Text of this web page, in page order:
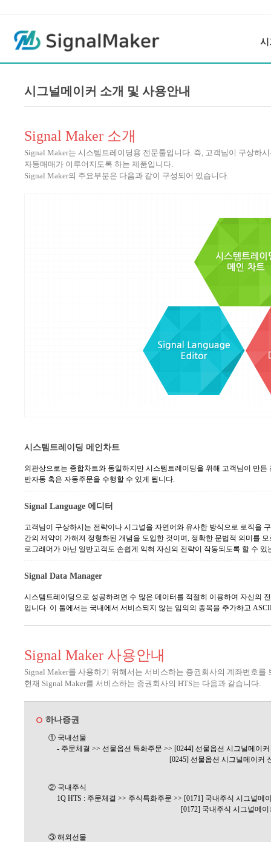
시
시그널메이커 소개 및 사용안내
Signal Maker 소개
Signal Maker는 시스템트레이딩용 전문툴입니다. 즉, 고객님이 구상하
자동매매가 이루어지도록 하는 제품입니다.
Signal Maker의 주요부분은 다음과 같이 구성되어 있습니다.
시스템트레이딩 메인차트
외관상으로는 종합차트와 동일하지만 시스템트레이딩을 위해 고객님이 만
반자동 혹은 자동주문을 수행할 수 있게 됩니다.
Signal Language 에디터
고객님이 구상하시는 전략이나 시그널을 자연어와 유사한 방식으로 로직을
간의 제약이 가해져 정형화된 개념을 도입한 것이며, 정확한 문법적 의미를
로그래머가 아닌 일반고객도 손쉽게 익혀 자신의 전략이 작동되도록 할 수 있
Signal Data Manager
시스템트레이딩으로 성공하려면 수 많은 데이터를 적절히 이용하여 자신의
입니다. 이 툴에서는 국내에서 서비스되지 않는 임의의 종목을 추가하고
Signal Maker 사용안내
Signal Maker를 사용하기 위해서는 서비스하는 증권회사의 계좌번호
현재 Signal Maker를 서비스하는 증권회사의 HTS는 다음과 같습니다.
하나증권
① 국내선물
- 주문체결 >> 선물옵션 특화주문 >> [0244] 선물옵션 시그널메이
[0245] 선물옵션 시그널메이커
② 국내주식
1Q HTS : 주문체결 >> 주식특화주문 >> [0171] 국내주식 시그널메
[0172] 국내주식 시그널메
③ 해외선물